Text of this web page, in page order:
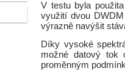
V testu byla
využití dvou
výrazně navýšit
Díky vysoké
možné datový tok
proměnným